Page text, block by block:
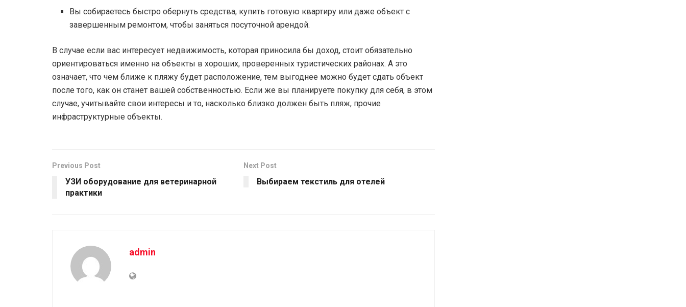
Вы собираетесь быстро обернуть средства, купить готовую квартиру или даже объект с
завершенным ремонтом, чтобы заняться посуточной арендой.
В случае если вас интересует недвижимость, которая приносила бы доход, стоит обязательно
ориентироваться именно на объекты в хороших, проверенных туристических районах. А это
означает, что чем ближе к пляжу будет расположение, тем выгоднее можно будет сдать объект
после того, как он станет вашей собственностью. Если же вы планируете покупку для себя, в этом
случае, учитывайте свои интересы и то, насколько близко должен быть пляж, прочие
инфраструктурные объекты.
Previous Post
УЗИ оборудование для ветеринарной
практики
Next Post
Выбираем текстиль для отелей
admin